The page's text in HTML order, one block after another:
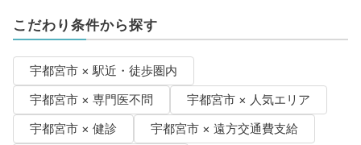
こだわり条件から探す
宇都宮市 × 駅近・徒歩圏内
宇都宮市 × 専門医不問
宇都宮市 × 人気エリア
宇都宮市 × 健診
宇都宮市 × 遠方交通費支給